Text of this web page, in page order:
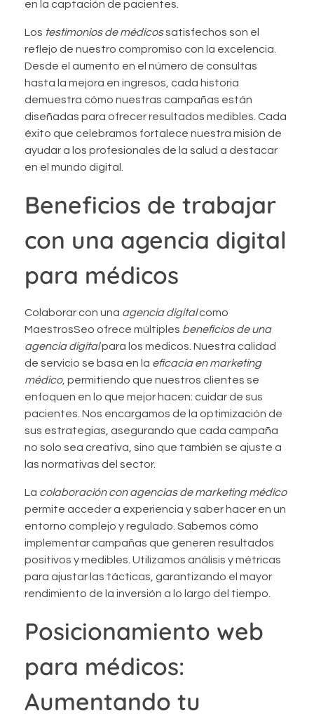
en la captación de pacientes.
Los testimonios de médicossatisfechos son el
reflejo de nuestro compromiso con la excelencia.
Desde el aumento en el número de consultas
hasta la mejora en ingresos, cada historia
demuestra cómo nuestras campañas están
diseñadas para ofrecer resultados medibles. Cada
éxito que celebramos fortalece nuestra misión de
ayudar a los profesionales de la salud a destacar
en el mundo digital.
Beneficios de trabajar
con una agencia digital
para médicos
Colaborar con una agencia digitalcomo
MaestrosSeo ofrece múltiples beneficios de una
agencia digitalpara los médicos. Nuestra calidad
de servicio se basa en la eficacia en marketing
médico, permitiendo que nuestros clientes se
enfoquen en lo que mejor hacen: cuidar de sus
pacientes. Nos encargamos de la optimización de
sus estrategias, asegurando que cada campaña
no solo sea creativa, sino que también se ajuste a
las normativas del sector.
La colaboración con agencias de marketing médico
permite acceder a experiencia y saber hacer en un
entorno complejo y regulado. Sabemos cómo
implementar campañas que generen resultados
positivos y medibles. Utilizamos análisis y métricas
para ajustar las tácticas, garantizando el mayor
rendimiento de la inversión a lo largo del tiempo.
Posicionamiento web
para médicos:
Aumentando tu